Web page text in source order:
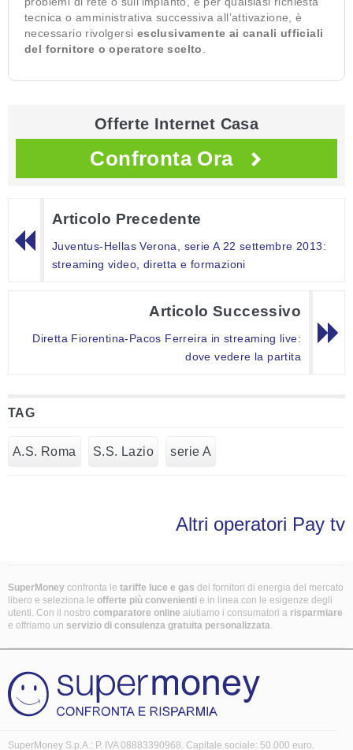
tecnica o amministrativa successiva all’attivazione, è
necessario rivolgersi esclusivamente ai canali ufficiali
del fornitore o operatore scelto
Offerte Internet Casa
Confronta Ora
Articolo Precedente
Juventus-Hellas Verona, serie A 22 settembre 2013:
streaming video, diretta e formazioni
Articolo Successivo
Diretta Fiorentina-Pacos Ferreira in streaming live:
dove vedere la partita
TAG
A.S. Roma S.S. Lazio serie A
Altri operatori Pay tv
SuperMoney confronta le tariffe luce e gas dei fornitori di energia del mercato
libero e seleziona le offerte più convenienti e in linea con le esigenze degli
utenti. Con il nostro comparatore online aiutiamo i consumatori a risparmiare
e offriamo un servizio di consulenza gratuita personalizzata.
SuperMoney S.p.A.: P. IVA 08883390968. Capitale sociale: 50.000 euro.